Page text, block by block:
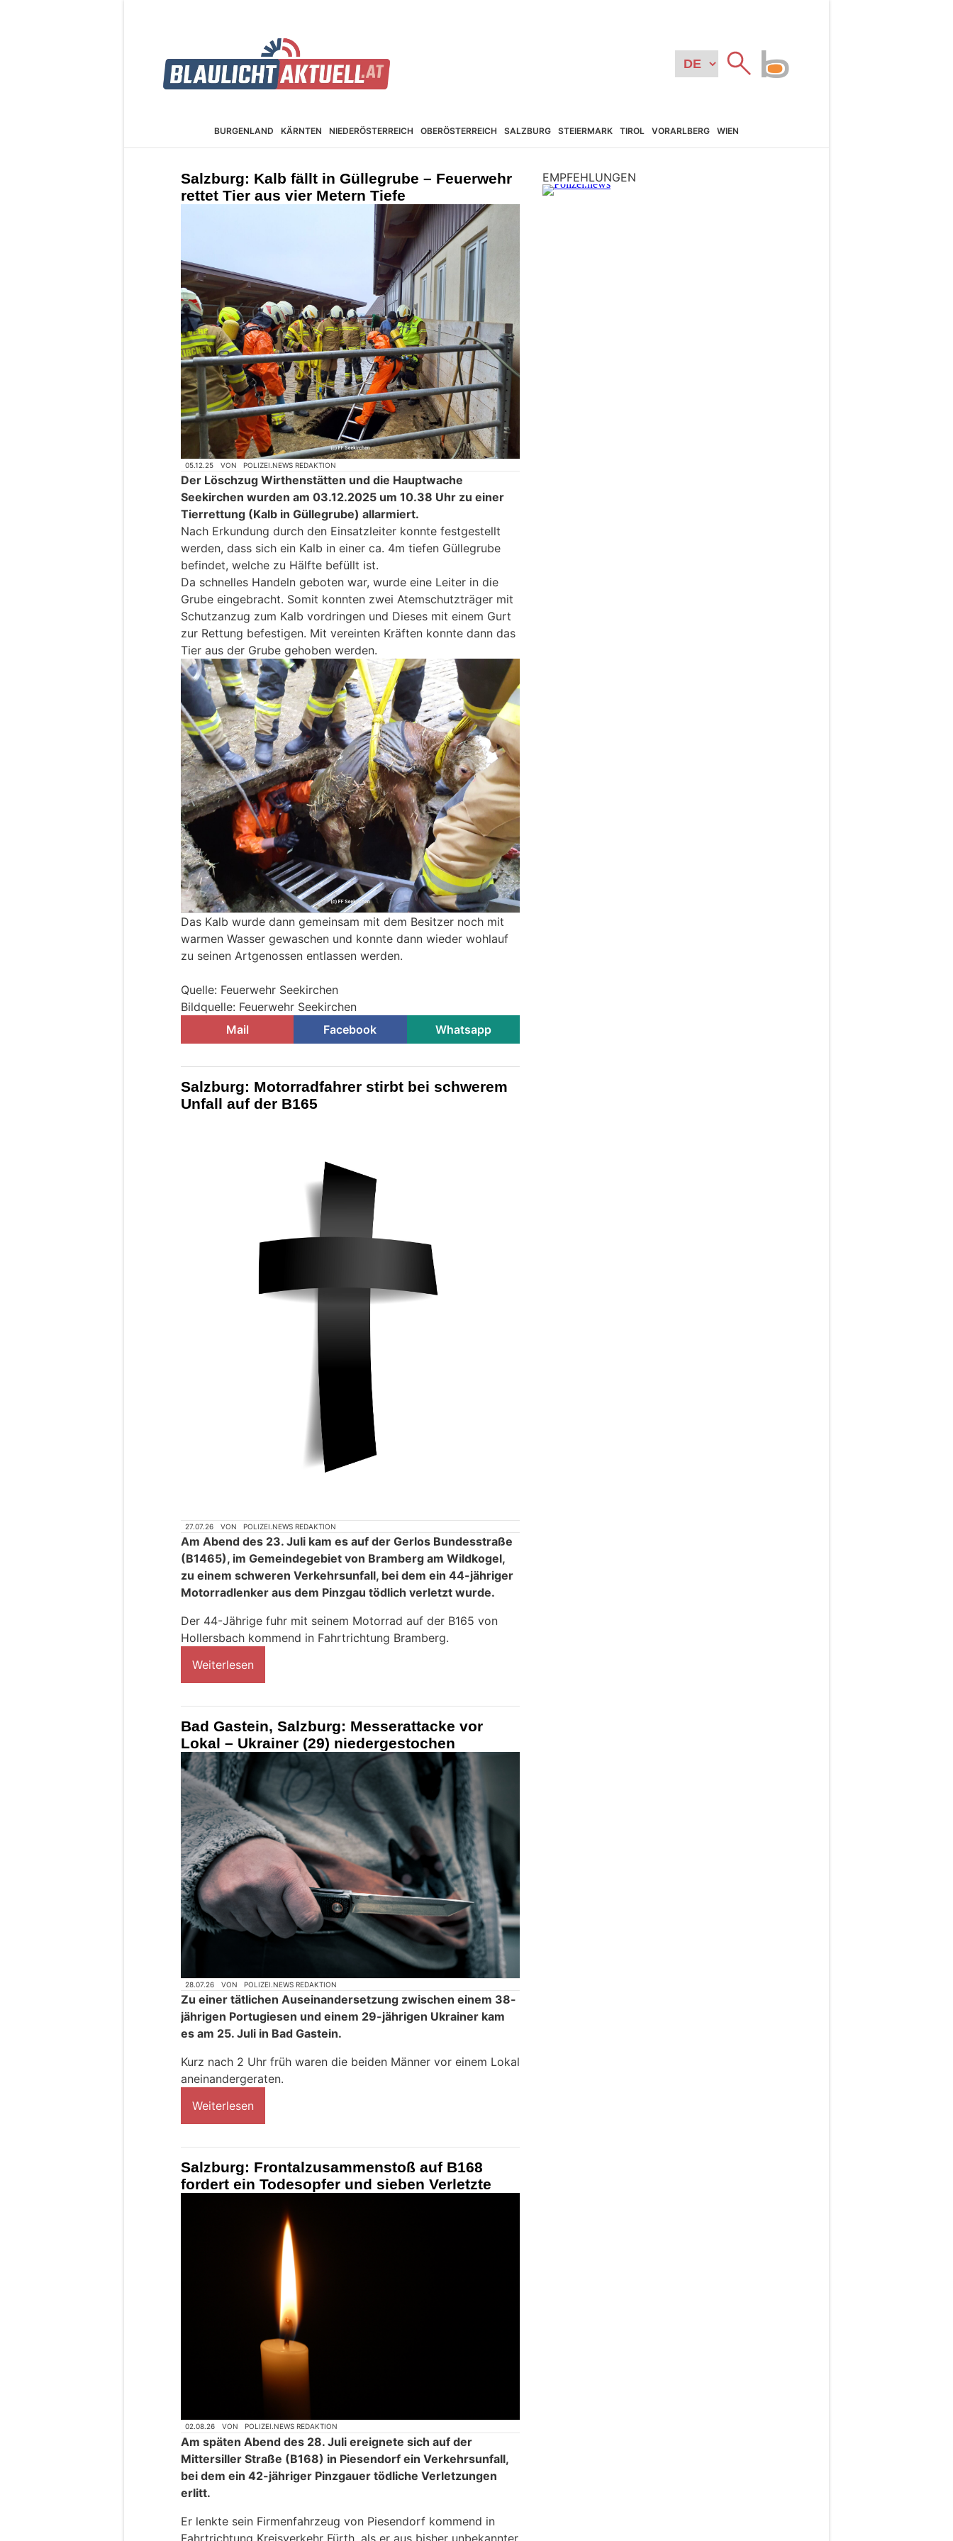
BURGEN­LAND KÄRNTEN NIEDER­ÖSTERREICH OBER­ÖSTERREICH SALZBURG STEIER­MARK TIROL VORARL­BERG WIEN
Salzburg: Kalb fällt in Güllegrube – Feuerwehr
rettet Tier aus vier Metern Tiefe
05.12.25 VON POLIZEI.NEWS REDAKTION
Der Löschzug Wirthenstätten und die Hauptwache
Seekirchen wurden am 03.12.2025 um 10.38 Uhr zu einer
Tierrettung (Kalb in Güllegrube) allarmiert.
Nach Erkundung durch den Einsatzleiter konnte festgestellt
werden, dass sich ein Kalb in einer ca. 4m tiefen Güllegrube
befindet, welche zu Hälfte befüllt ist.
Da schnelles Handeln geboten war, wurde eine Leiter in die
Grube eingebracht. Somit konnten zwei Atemschutzträger mit
Schutzanzug zum Kalb vordringen und Dieses mit einem Gurt
zur Rettung befestigen. Mit vereinten Kräften konnte dann das
Tier aus der Grube gehoben werden.
Das Kalb wurde dann gemeinsam mit dem Besitzer noch mit
warmen Wasser gewaschen und konnte dann wieder wohlauf
zu seinen Artgenossen entlassen werden.
Quelle: Feuerwehr Seekirchen
Bildquelle: Feuerwehr Seekirchen
Mail
Facebook Whatsapp
Salzburg: Motorradfahrer stirbt bei schwerem
Unfall auf der B165
27.07.26 VON POLIZEI.NEWS REDAKTION
Am Abend des 23. Juli kam es auf der Gerlos Bundesstraße
(B1465), im Gemeindegebiet von Bramberg am Wildkogel,
zu einem schweren Verkehrsunfall, bei dem ein 44-jähriger
Motorradlenker aus dem Pinzgau tödlich verletzt wurde.
Der 44-Jährige fuhr mit seinem Motorrad auf der B165 von
Hollersbach kommend in Fahrtrichtung Bramberg.
Weiterlesen
Bad Gastein, Salzburg: Messerattacke vor
Lokal – Ukrainer (29) niedergestochen
28.07.26 VON POLIZEI.NEWS REDAKTION
Zu einer tätlichen Auseinandersetzung zwischen einem 38-
jährigen Portugiesen und einem 29-jährigen Ukrainer kam
es am 25. Juli in Bad Gastein.
Kurz nach 2 Uhr früh waren die beiden Männer vor einem Lokal
aneinandergeraten.
Weiterlesen
Salzburg: Frontalzusammenstoß auf B168
fordert ein Todesopfer und sieben Verletzte
02.08.26 VON POLIZEI.NEWS REDAKTION
Am späten Abend des 28. Juli ereignete sich auf der
Mittersiller Straße (B168) in Piesendorf ein Verkehrsunfall,
bei dem ein 42-jähriger Pinzgauer tödliche Verletzungen
erlitt.
Er lenkte sein Firmenfahrzeug von Piesendorf kommend in
Fahrtrichtung Kreisverkehr Fürth, als er aus bisher unbekannter
EMPFEHLUNGEN